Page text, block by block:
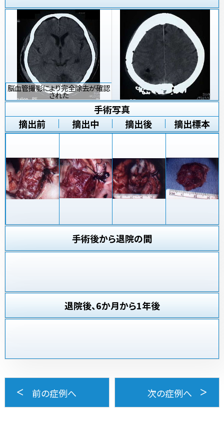
脳血管撮影により完全除去が確認
された
手術写真
摘出前
摘出中 摘出後 摘出標本
手術後から退院の間
退院後、6か月から1年後
前の症例へ 次の症例へ